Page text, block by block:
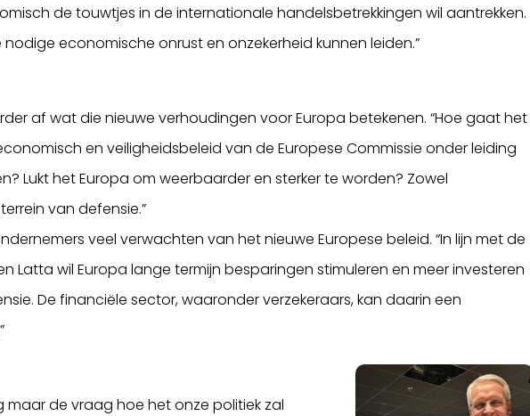
de touwtjes in de internationale handelsbetrekkingen wil aantrekken.
economische onrust en onzekerheid kunnen leiden.”
af wat die nieuwe verhoudingen voor Europa betekenen. “Hoe gaat het
en veiligheidsbeleid van de Europese Commissie onder leiding
Lukt het Europa om weerbaarder en sterker te worden? Zowel
van defensie.”
veel verwachten van het nieuwe Europese beleid. “In lijn met de
Latta wil Europa lange termijn besparingen stimuleren en meer investeren
De financiële sector, waaronder verzekeraars, kan daarin een
maar de vraag hoe het onze politiek zal